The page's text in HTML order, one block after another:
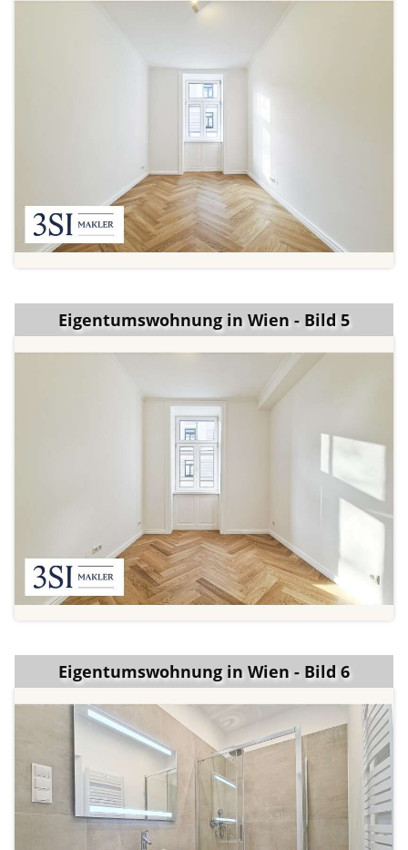
Eigentumswohnung in Wien - Bild 5
Eigentumswohnung in Wien - Bild 6